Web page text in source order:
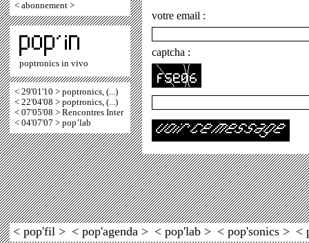
< abonnement >
poptronics in vivo
< 29'01'10 > poptronics, (...)
< 22'04'08 > poptronics, (...)
< 07'05'08 > Rencontres Inter
< 04'07'07 > pop’lab
votre email :
captcha :
< pop'fil > < pop'agenda > < pop'lab > < pop'sonics > <